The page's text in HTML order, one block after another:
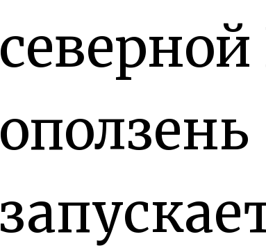
оползень